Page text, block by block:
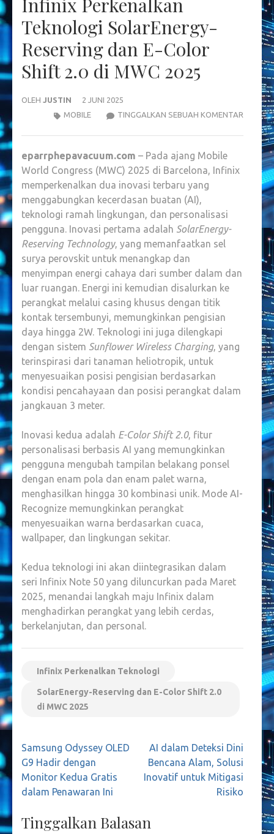
Teknologi SolarEnergy-
Reserving dan E-Color
Shift 2.0 di MWC 2025
OLEH JUSTIN
2 JUNI 2025
TINGGALKAN SEBUAH KOMENTAR INFINIX
MOBILE
eparrphepavacuum.com – Pada ajang Mobile
World Congress (MWC) 2025 di Barcelona, Infinix
memperkenalkan dua inovasi terbaru yang
menggabungkan kecerdasan buatan (AI),
teknologi ramah lingkungan, dan personalisasi
pengguna. Inovasi pertama adalah SolarEnergy-
Reserving Technology, yang memanfaatkan sel
surya perovskit untuk menangkap dan
menyimpan energi cahaya dari sumber dalam dan
luar ruangan. Energi ini kemudian disalurkan ke
perangkat melalui casing khusus dengan titik
kontak tersembunyi, memungkinkan pengisian
daya hingga 2W. Teknologi ini juga dilengkapi
dengan sistem Sunflower Wireless Charging, yang
terinspirasi dari tanaman heliotropik, untuk
menyesuaikan posisi pengisian berdasarkan
kondisi pencahayaan dan posisi perangkat dalam
jangkauan 3 meter.
Inovasi kedua adalah E-Color Shift 2.0, fitur
personalisasi berbasis AI yang memungkinkan
pengguna mengubah tampilan belakang ponsel
dengan enam pola dan enam palet warna,
menghasilkan hingga 30 kombinasi unik. Mode AI-
Recognize memungkinkan perangkat
menyesuaikan warna berdasarkan cuaca,
wallpaper, dan lingkungan sekitar.
Kedua teknologi ini akan diintegrasikan dalam
seri Infinix Note 50 yang diluncurkan pada Maret
2025, menandai langkah maju Infinix dalam
menghadirkan perangkat yang lebih cerdas,
berkelanjutan, dan personal.
Infinix Perkenalkan Teknologi
SolarEnergy-Reserving dan E-Color Shift 2.0
di MWC 2025
Navigasi
pos
Samsung Odyssey OLED
G9 Hadir dengan
Monitor Kedua Gratis
dalam Penawaran Ini
AI dalam Deteksi Dini
Bencana Alam, Solusi
Inovatif untuk Mitigasi
Risiko
Tinggalkan Balasan